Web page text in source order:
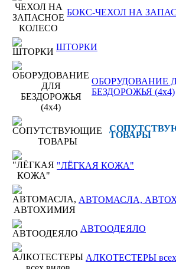
БОКС-ЧЕХОЛ НА
ШТОРКИ
ОБОРУДОВАНИЕ
БЕЗДОРОЖЬЯ (4x4)
ТОВАРЫ
"ЛЁГКАЯ КОЖА"
АВТОМАСЛА,
АВТООДЕЯЛО
АЛКОТЕСТЕРЫ всех